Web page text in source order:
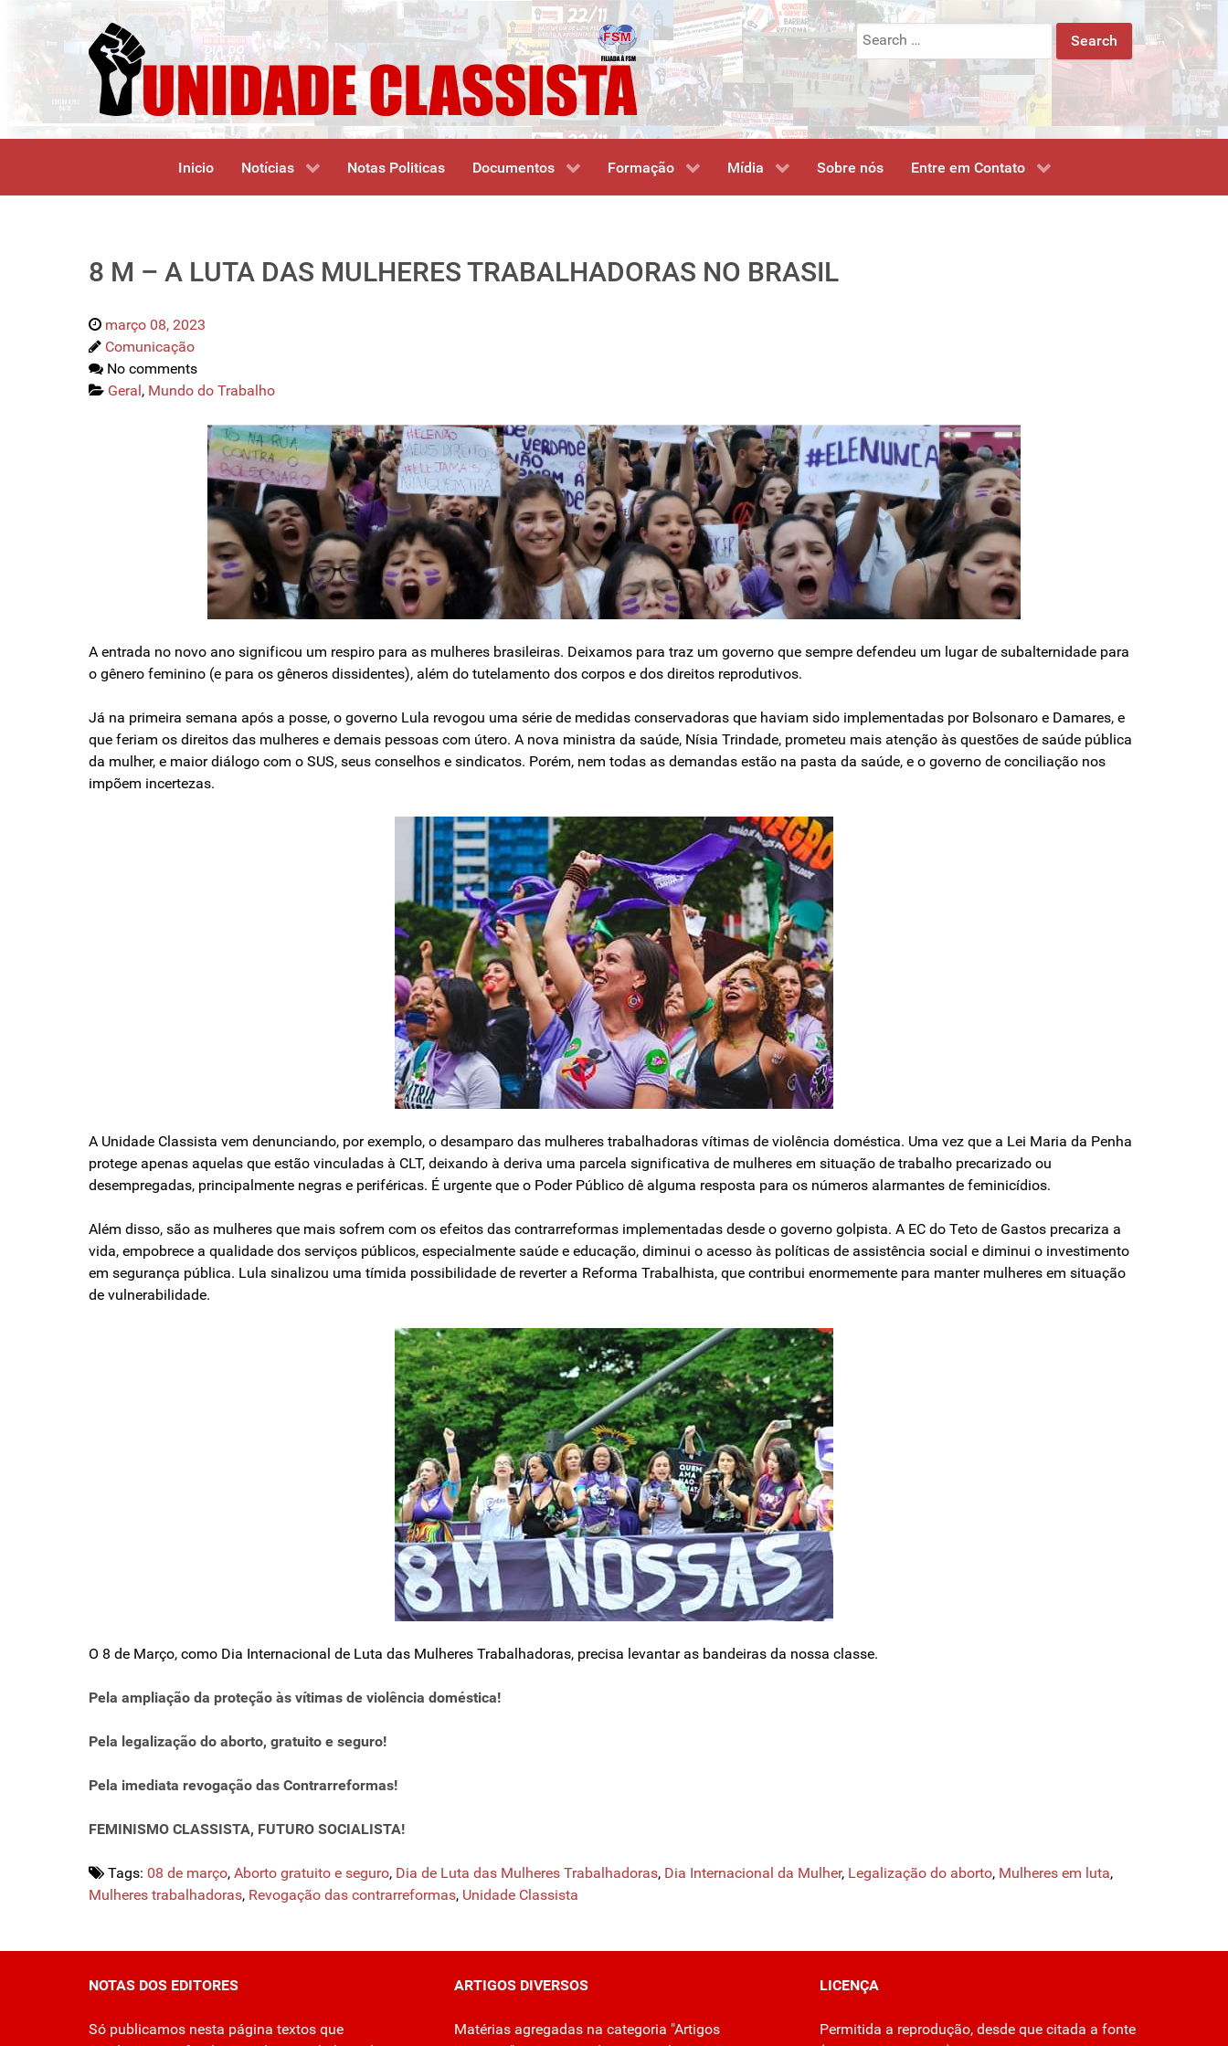
Search
for:
Inicio Notícias Notas Politicas Documentos Formação Mídia Sobre nós Entre em Contato
8 M – A LUTA DAS MULHERES TRABALHADORAS NO BRASIL
março 08, 2023
Comunicação
No comments
Geral , Mundo do Trabalho
A entrada no novo ano significou um respiro para as mulheres brasileiras. Deixamos para traz um governo que sempre defendeu um lu­gar de subalternidade para
o gênero feminino (e para os gêneros dissidentes), além do tutelamento dos corpos e dos direitos reprodutivos.
Já na primeira semana após a posse, o governo Lula revogou uma série de medidas con­servadoras que haviam sido implementadas por Bolsonaro e Damares, e
que feriam os direitos das mulheres e demais pessoas com útero. A nova ministra da saúde, Nísia Trindade, prometeu mais atenção às questões de saúde pública
da mulher, e maior diálogo com o SUS, seus conselhos e sin­dicatos. Porém, nem todas as demandas estão na pasta da saúde, e o governo de conciliação nos
impõem incertezas.
A Unidade Classista vem denunciando, por exemplo, o desamparo das mulheres trabalhado­ras vítimas de violência doméstica. Uma vez que a Lei Maria da Penha
protege apenas aquelas que estão vinculadas à CLT, deixando à deriva uma parcela significativa de mulheres em situação de trabalho precarizado ou
desempregadas, princi­palmente negras e periféricas. É urgente que o Po­der Público dê alguma resposta para os números alarmantes de feminicídios.
Além disso, são as mulheres que mais so­frem com os efeitos das contrarreformas imple­mentadas desde o governo golpista. A EC do Teto de Gastos precariza a
vida, empobrece a qualida­de dos serviços públicos, especialmente saúde e educação, diminui o acesso às políticas de assis­tência social e diminui o investimento
em seguran­ça pública. Lula sinalizou uma tímida possibilidade de reverter a Reforma Trabalhista, que contribui enormemente para manter mulheres em situação
de vulnerabilidade.
O 8 de Março, como Dia Internacional de Luta das Mulheres Trabalhadoras, precisa levantar as bandeiras da nossa classe.
Pela ampliação da proteção às vítimas de violência doméstica!
Pela legalização do aborto, gratuito e seguro!
Pela imediata revogação das Contrarreformas!
FEMINISMO CLASSISTA, FUTURO SOCIALISTA!
Tags: 08 de março, Aborto gratuito e seguro, Dia de Luta das Mulheres Trabalhadoras, Dia Internacional da Mulher, Legalização do aborto, Mulheres em luta,
Mulheres trabalhadoras, Revogação das contrarreformas, Unidade Classista
NOTAS DOS EDITORES
Só publicamos nesta página textos que
ARTIGOS DIVERSOS
Matérias agregadas na categoria "Artigos
LICENÇA
Permitida a reprodução, desde que citada a fonte